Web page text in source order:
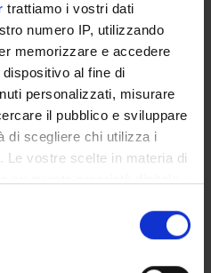
trattiamo i vostri dati
numero IP, utilizzando
memorizzare e accedere
al fine di
personalizzati, misurare
il pubblico e sviluppare
di scegliere chi utilizza i
Le vostre scelte in materia di
consenso in qualsiasi
sui cookie o facendo clic